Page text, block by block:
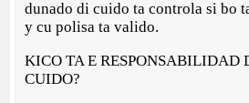
dunado di cuido ta controla si bo
y cu polisa ta valido.
KICO TA E RESPONSABILIDAD
CUIDO?